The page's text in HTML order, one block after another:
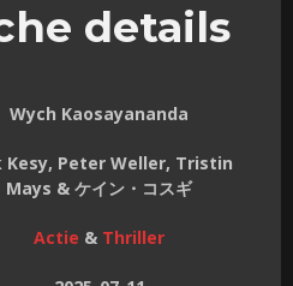
details
Wych Kaosayananda
Kesy, Peter Weller, Tristin
Mays & ケイン・コスギ
Actie & Thriller